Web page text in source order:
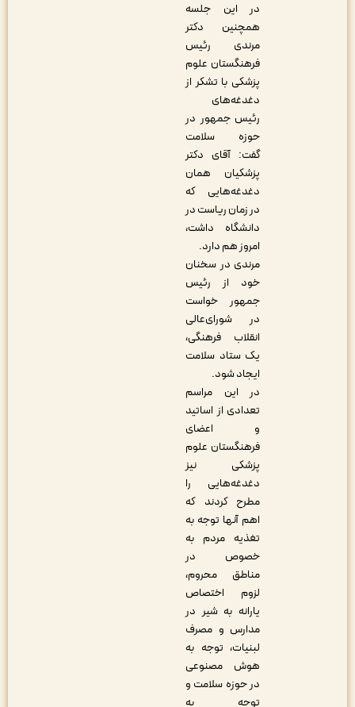
در این جلسه
همچنین دکتر
مرندی رئیس
فرهنگستان علوم
پزشکی با تشکر از
دغدغه‌های
رئیس جمهور در
حوزه سلامت
گفت: آقای دکتر
پزشکیان همان
دغدغه‌هایی که
در زمان ریاست در
دانشگاه داشت،
امروز هم دارد.
مرندی در سخنان
خود از رئیس
جمهور خواست
در شورای‌عالی
انقلاب فرهنگی،
یک ستاد سلامت
ایجاد شود.
در این مراسم
تعدادی از اساتید
و اعضای
فرهنگستان علوم
پزشکی نیز
دغدغه‌هایی را
مطرح کردند که
اهم آنها توجه به
تغذیه مردم به
خصوص در
مناطق محروم،
لزوم اختصاص
یارانه به شیر در
مدارس و مصرف
لبنیات، توجه به
هوش مصنوعی
در حوزه سلامت‌ و
توجه به